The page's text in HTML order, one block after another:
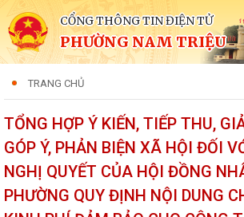
CỔNG THÔNG TIN ĐIỆN TỬ
PHƯỜNG NAM TRIỆU
TRANG CHỦ
TỔNG HỢP Ý KIẾN, TIẾP THU,
GÓP Ý, PHẢN BIỆN XÃ HỘI ĐỐI
NGHỊ QUYẾT CỦA HỘI ĐỒNG
PHƯỜNG QUY ĐỊNH NỘI DUNG